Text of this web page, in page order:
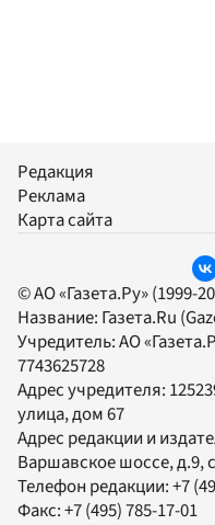
Редакция
Реклама
Карта сайта
© АО «Газета.Ру» (1999-
Название: Газета.Ru
Учредитель:АО
7743625728
Адрес учредителя:
улица, дом 67
Адрес редакции и
Варшавское шоссе, д.9,
Телефон редакции:+7
Факс:+7 (495) 785-17-01